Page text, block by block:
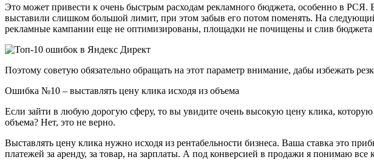
Это может привести к очень быстрым расходам рекламного бюджета, особенно в РСЯ.
выставили слишком большой лимит, при этом забыв его потом поменять. На
рекламные кампании еще не оптимизированы, площадки не почищены и слив
Поэтому советую обязательно обращать на этот параметр внимание, дабы избежать
Ошибка №10 – выставлять цену клика исходя из объема
Если зайти в любую дорогую сферу, то вы увидите очень высокую цену клика,
объема? Нет, это не верно.
Выставлять цену клика нужно исходя из рентабельности бизнеса. Ваша ставка
платежей за аренду, за товар, на зарплаты. А под конверсией в продажи я понимаю все